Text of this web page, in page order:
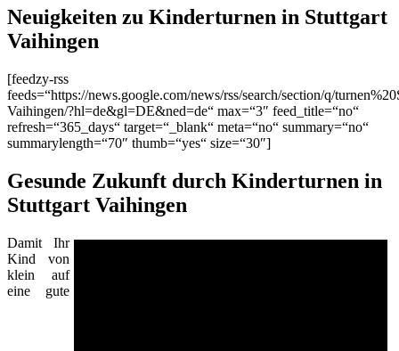
Neuigkeiten zu Kinderturnen in Stuttgart
Vaihingen
[feedzy-rss
feeds=“https://news.google.com/news/rss/search/section/q/
Vaihingen/?hl=de&gl=DE&ned=de“ max=“3″ feed_title=“no“
refresh=“365_days“ target=“_blank“ meta=“no“ summary=“no“
summarylength=“70″ thumb=“yes“ size=“30″]
Gesunde Zukunft durch Kinderturnen in
Stuttgart Vaihingen
Damit Ihr
Kind von
klein auf
eine gute